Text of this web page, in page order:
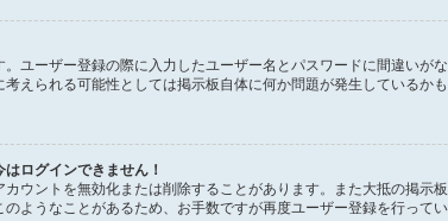
ユーザー登録の際に入力したユーザー名とパスワードに間違い
えられる可能性としては掲示板自体に何か問題が発生しているか
ログインできません！
ウントを無効化または削除することがあります。また大抵の掲
ようなことがあるため、お手数ですが再度ユーザー登録を行って